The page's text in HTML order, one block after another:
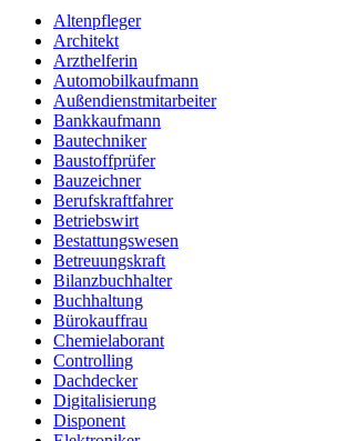
Altenpfleger
Architekt
Arzthelferin
Automobilkaufmann
Außendienstmitarbeiter
Bankkaufmann
Bautechniker
Baustoffprüfer
Bauzeichner
Berufskraftfahrer
Betriebswirt
Bestattungswesen
Betreuungskraft
Bilanzbuchhalter
Buchhaltung
Bürokauffrau
Chemielaborant
Controlling
Dachdecker
Digitalisierung
Disponent